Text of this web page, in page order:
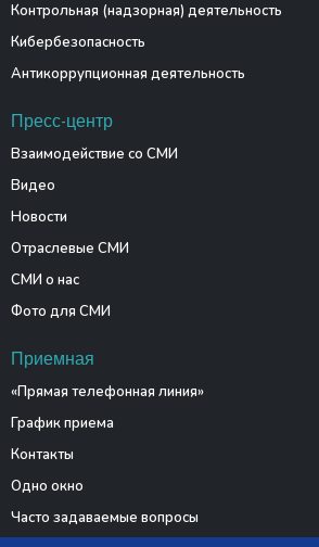
Контрольная (надзорная) деятельность
Кибербезопасность
Антикоррупционная деятельность
Пресс-центр
Взаимодействие со СМИ
Видео
Новости
Отраслевые СМИ
СМИ о нас
Фото для СМИ
Приемная
«Прямая телефонная линия»
График приема
Контакты
Одно окно
Часто задаваемые вопросы